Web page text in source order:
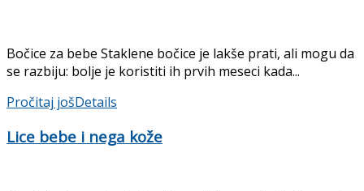
Bočice za bebe Staklene bočice je lakše prati, ali mogu da
se razbiju: bolje je koristiti ih prvih meseci kada...
Pročitaj jošDetails
Lice bebe i nega kože